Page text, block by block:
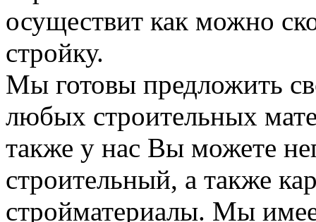
осуществит как можно
стройку.
Мы готовы предложить
любых строительных
также у нас Вы можете
строительный, а также
стройматериалы. Мы